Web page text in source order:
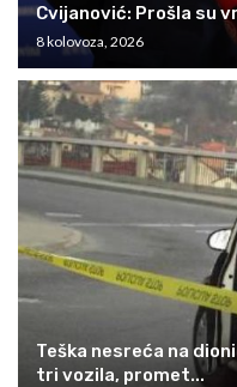
Cvijanović: Prošla su
8 kolovoza, 2026
Teška nesreća na
tri vozila, promet...